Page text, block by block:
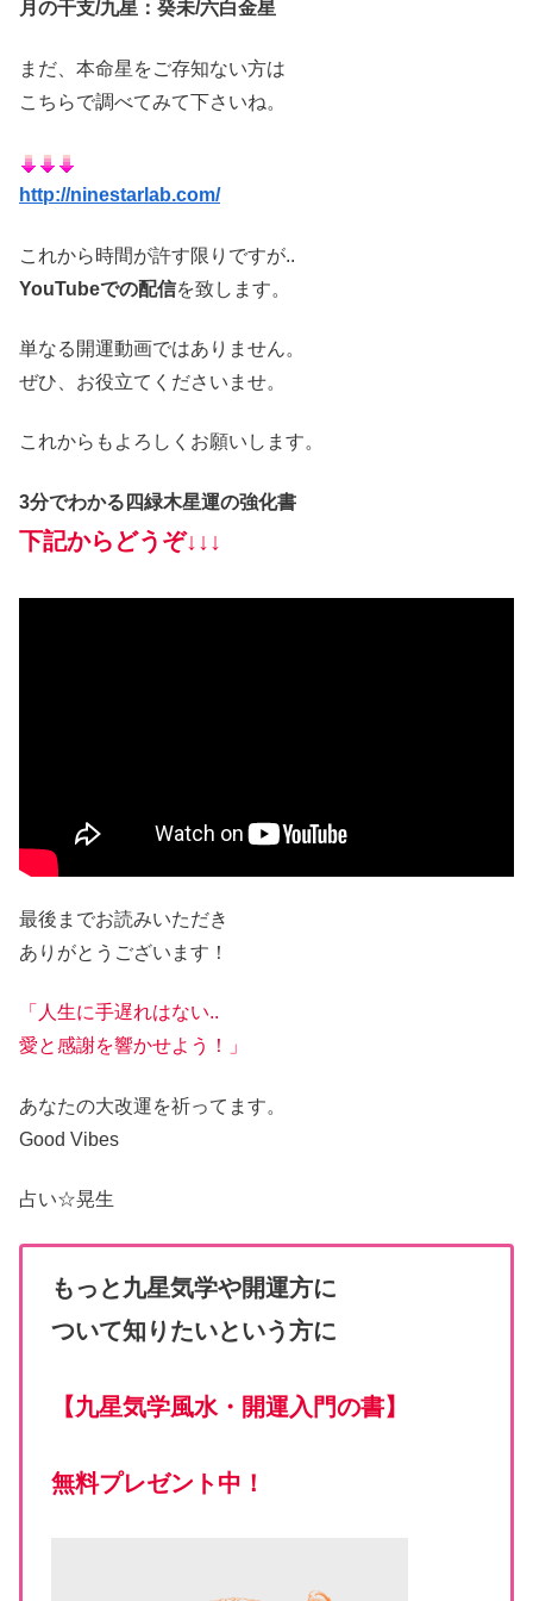
月の干支/九星：癸未/六白金星
まだ、本命星をご存知ない方は
こちらで調べてみて下さいね。
http://ninestarlab.com/
これから時間が許す限りですが..
YouTubeでの配信を致します。
単なる開運動画ではありません。
ぜひ、お役立てくださいませ。
これからもよろしくお願いします。
3分でわかる四緑木星運の強化書
下記からどうぞ↓↓↓
最後までお読みいただき
ありがとうございます！
「人生に手遅れはない..
愛と感謝を響かせよう！」
あなたの大改運を祈ってます。
Good Vibes
占い☆晃生
もっと九星気学や開運方に
ついて知りたいという方に
【九星気学風水・開運入門の書】
無料プレゼント中！